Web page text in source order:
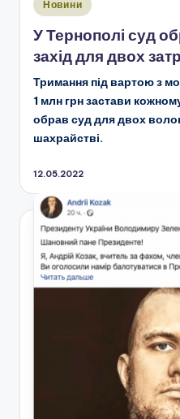
Новини
У Тернополі суд
захід для двох
Тримання під вартою з
1 млн грн застави
обрав суд для двох
шахрайстві.
12.05.2022